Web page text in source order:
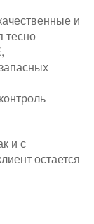
и
тесно
и с
остается